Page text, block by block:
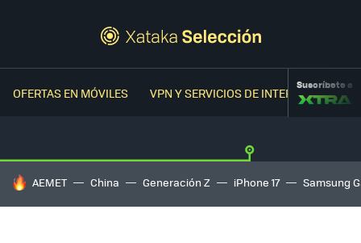
OFERTAS EN MÓVILES VPN Y SERVICIOS DE INTERNETSuscríbete a
HOY SE HABLA DE
AEMET China Generación Z iPhone 17 Samsung